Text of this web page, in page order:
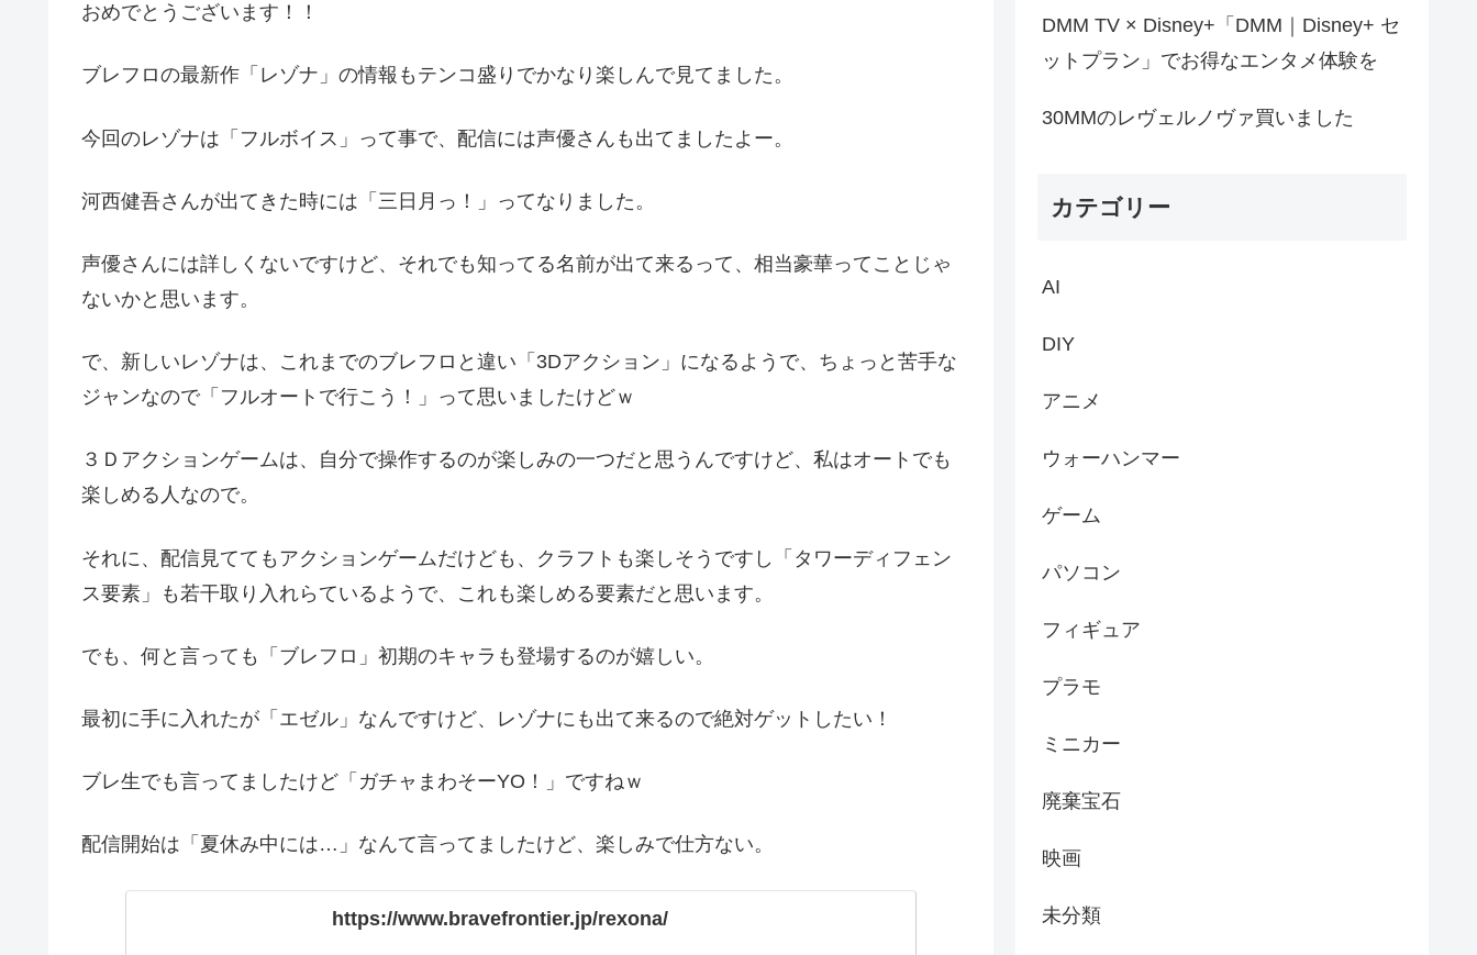
おめでとうございます！！
ブレフロの最新作「レゾナ」の情報もテンコ盛りでかなり楽しんで見てました。
今回のレゾナは「フルボイス」って事で、配信には声優さんも出てましたよー。
河西健吾さんが出てきた時には「三日月っ！」ってなりました。
声優さんには詳しくないですけど、それでも知ってる名前が出て来るって、相当豪華ってことじゃ
ないかと思います。
で、新しいレゾナは、これまでのブレフロと違い「3Dアクション」になるようで、ちょっと苦手な
ジャンなので「フルオートで行こう！」って思いましたけどｗ
３Ｄアクションゲームは、自分で操作するのが楽しみの一つだと思うんですけど、私はオートでも
楽しめる人なので。
それに、配信見ててもアクションゲームだけども、クラフトも楽しそうですし「タワーディフェン
ス要素」も若干取り入れらているようで、これも楽しめる要素だと思います。
でも、何と言っても「ブレフロ」初期のキャラも登場するのが嬉しい。
最初に手に入れたが「エゼル」なんですけど、レゾナにも出て来るので絶対ゲットしたい！
ブレ生でも言ってましたけど「ガチャまわそーYO！」ですねｗ
配信開始は「夏休み中には…」なんて言ってましたけど、楽しみで仕方ない。
https://www.bravefrontier.jp/rexona/
DMM TV × Disney+「DMM｜Disney+ セ
ットプラン」でお得なエンタメ体験を
30MMのレヴェルノヴァ買いました
カテゴリー
AI
DIY
アニメ
ウォーハンマー
ゲーム
パソコン
フィギュア
プラモ
ミニカー
廃棄宝石
映画
未分類